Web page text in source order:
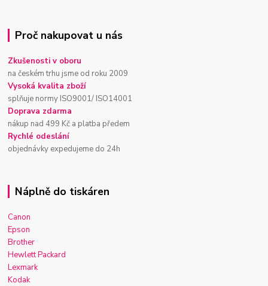
Proč nakupovat u nás
Zkušenosti v oboru
na českém trhu jsme od roku 2009
Vysoká kvalita zboží
splňuje normy ISO9001/ ISO14001
Doprava zdarma
nákup nad 499 Kč a platba předem
Rychlé odeslání
objednávky expedujeme do 24h
Náplně do tiskáren
Canon
Epson
Brother
Hewlett Packard
Lexmark
Kodak